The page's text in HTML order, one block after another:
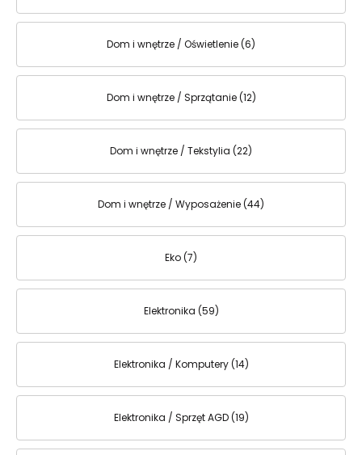
Dom i wnętrze / Oświetlenie (6)
Dom i wnętrze / Sprzątanie (12)
Dom i wnętrze / Tekstylia (22)
Dom i wnętrze / Wyposażenie (44)
Eko (7)
Elektronika (59)
Elektronika / Komputery (14)
Elektronika / Sprzęt AGD (19)